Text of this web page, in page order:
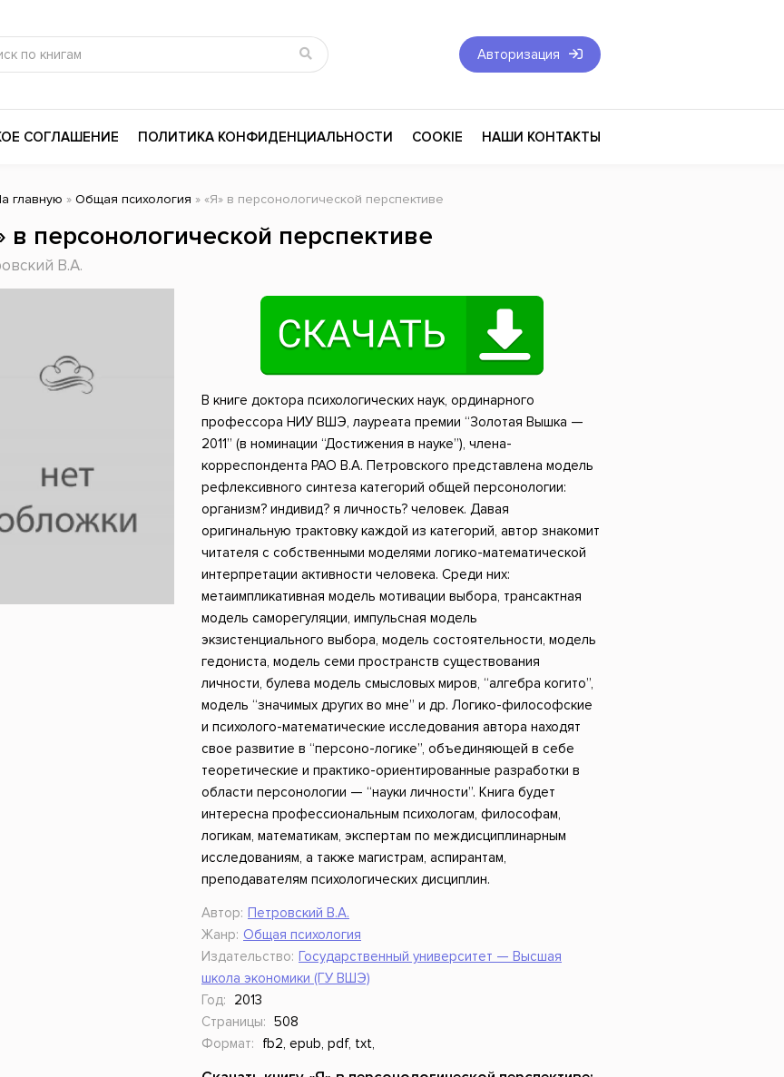
Авторизация
здоровье
Поэзия
Современная проза
История России
Юмор и сатира
Эзотерика
Экономика
Российский боевик
СОГЛАШЕНИЕ ПОЛИТИКА КОНФИДЕНЦИАЛЬНОСТИ COOKIE НАШИ КОНТАКТЫ
главную » Общая психология » «Я» в персонологической перспективе
в персонологической перспективе
В.А.
В книге доктора психологических наук, ординарного
профессора НИУ ВШЭ, лауреата премии “Золотая Вышка —
2011” (в номинации “Достижения в науке”), члена-
корреспондента РАО В.А. Петровского представлена модель
рефлексивного синтеза категорий общей персонологии:
организм? индивид? я личность? человек. Давая
оригинальную трактовку каждой из категорий, автор знакомит
читателя с собственными моделями логико-математической
интерпретации активности человека. Среди них:
метаимпликативная модель мотивации выбора, трансактная
модель саморегуляции, импульсная модель
экзистенциального выбора, модель состоятельности, модель
гедониста, модель семи пространств существования
личности, булева модель смысловых миров, “алгебра когито”,
модель “значимых других во мне” и др. Логико-философские
и психолого-математические исследования автора находят
свое развитие в “персоно-логике”, объединяющей в себе
теоретические и практико-ориентированные разработки в
области персонологии — “науки личности”. Книга будет
интересна профессиональным психологам, философам,
логикам, математикам, экспертам по междисциплинарным
исследованиям, а также магистрам, аспирантам,
преподавателям психологических дисциплин.
Автор: Петровский В.А.
Жанр: Общая психология
Издательство: Государственный университет — Высшая
школа экономики (ГУ ВШЭ)
Год:
2013
Страницы: 508
Формат:
fb2, epub, pdf, txt,